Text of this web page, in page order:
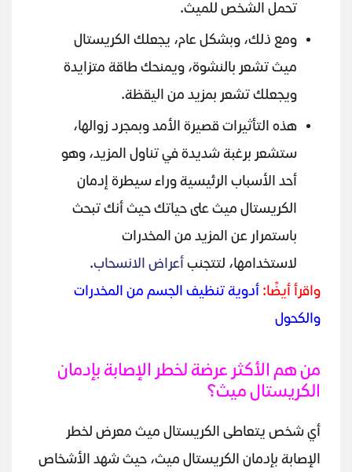
تحمل الشخص للميث.
ومع ذلك، وبشكل عام، يجعلك الكريستال
ميث تشعر بالنشوة، ويمنحك طاقة متزايدة
ويجعلك تشعر بمزيد من اليقظة.
هذه التأثيرات قصيرة الأمد وبمجرد زوالها،
ستشعر برغبة شديدة في تناول المزيد، وهو
أحد الأسباب الرئيسية وراء سيطرة إدمان
الكريستال ميث على حياتك حيث أنك تبحث
باستمرار عن المزيد من المخدرات
لاستخدامها، لتتجنب أعراض الانسحاب.
واقرأ أيضًا: أدوية تنظيف الجسم من المخدرات
والكحول
من هم الأكثر عرضة لخطر الإصابة بإدمان
الكريستال ميث؟
أي شخص يتعاطى الكريستال ميث معرض لخطر
الإصابة بإدمان الكريستال ميث، حيث شهد الأشخاص